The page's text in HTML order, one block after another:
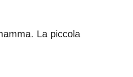
La piccola